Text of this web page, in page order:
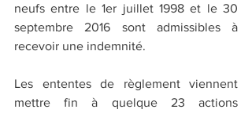
neufs entre le 1er juillet 1998 et le 30
septembre 2016 sont admissibles à
recevoir une indemnité.
Les ententes de règlement viennent
mettre fin à quelque 23 actions